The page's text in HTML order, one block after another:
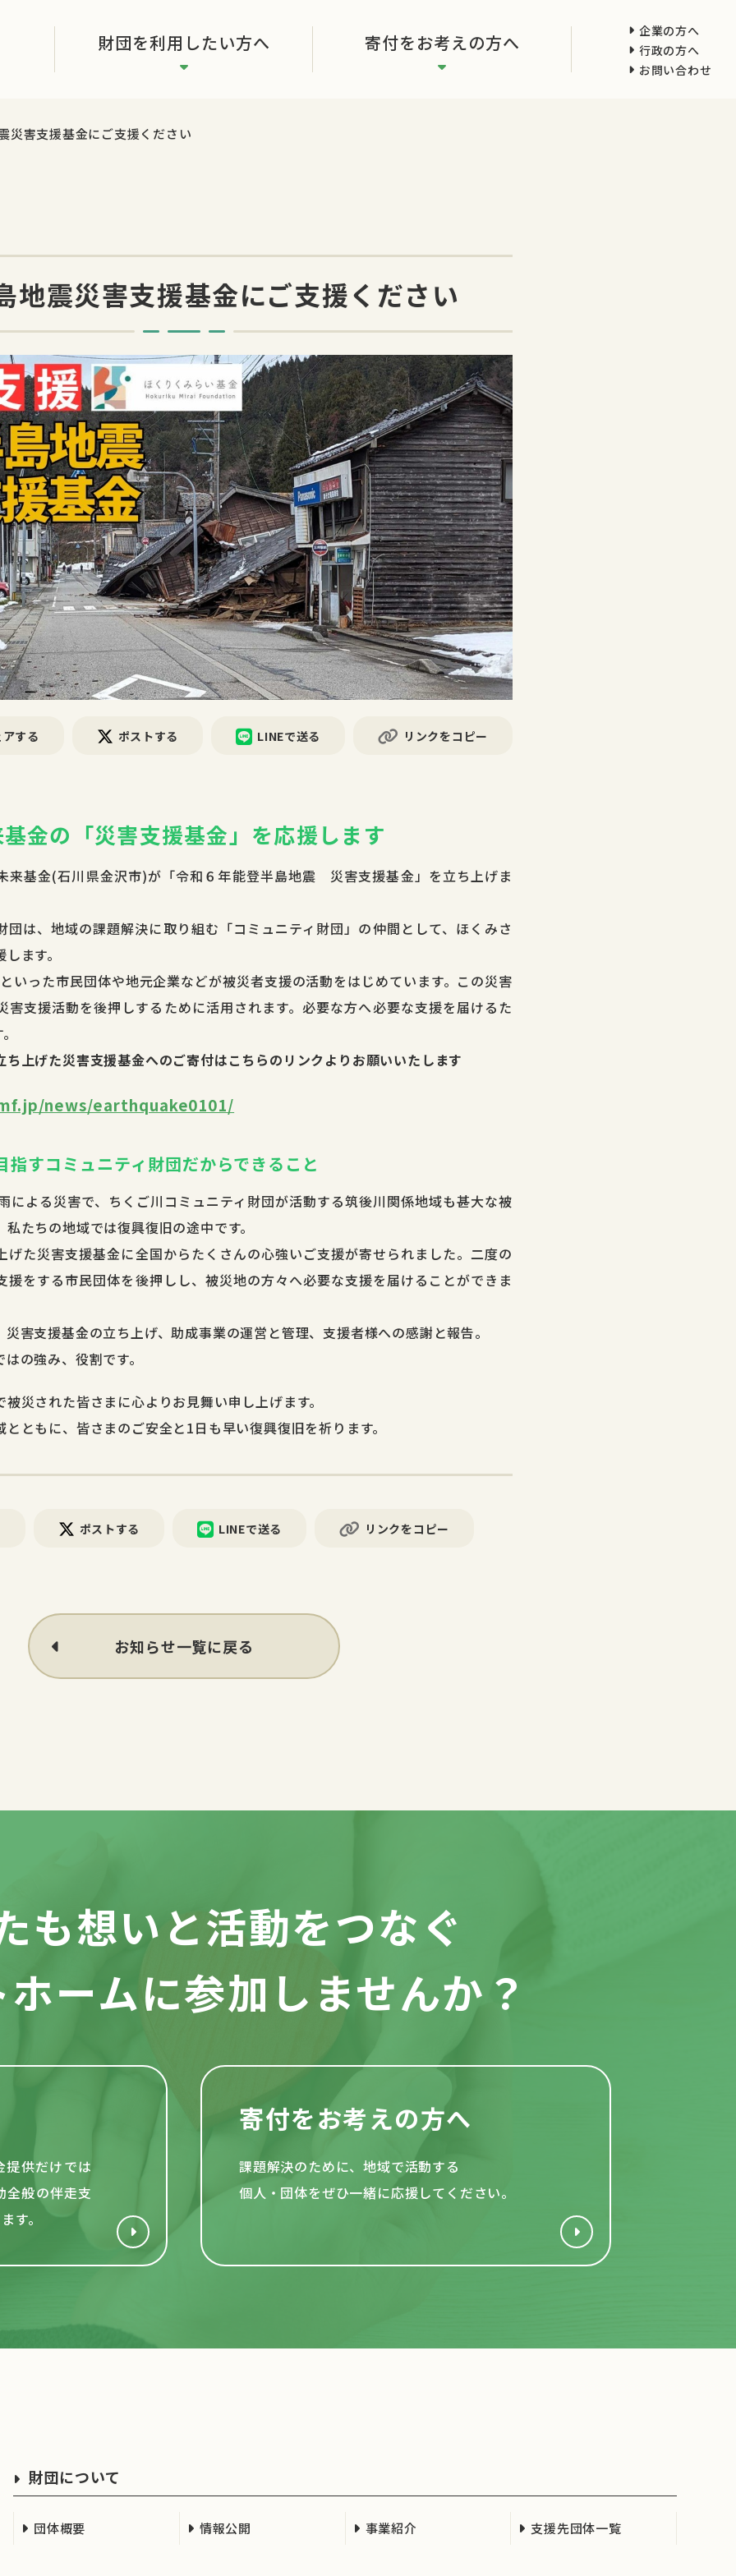
財団を利用したい方へ 寄付をお考えの方へ
企業の方へ
行政の方へ
お問い合わせ
災害支援基金にご支援ください
地震災害支援基金にご支援ください
する ポストする LINEで送る リンクをコピー
金の「災害支援基金」を応援します
来基金(石川県金沢市)が 「令和６年能登半島地震 災害支援基金」を立ち上げま
団は、地域の課題解決に取り組む「コミュニティ財団」の仲間として、ほくみさ
ます。
いった市民団体や地元企業などが被災者支援の活動をはじめています。この災害
害支援活動を後押しするために活用されます。必要な方へ必要な支援を届けるた
上げた災害支援基金へのご寄付はこちらのリンクよりお願いいたします
news/earthquake0101/
指すコミュニティ財団だからできること
による災害で、ちくご川コミュニティ財団が活動する筑後川関係地域も甚大な被
たちの地域では復興復旧の途中です。
げた災害支援基金に全国からたくさんの心強いご支援が寄せられました。二度の
援をする市民団体を後押しし、被災地の方々へ必要な支援を届けることができま
害支援基金の立ち上げ、助成事業の運営と管理、支援者様への感謝と報告。
の強み、役割です。
災された皆さまに心よりお見舞い申し上げます。
ともに、皆さまのご安全と1日も早い復興復旧を祈ります。
ポストする LINEで送る リンクをコピー
お知らせ一覧に戻る
も想いと活動をつなぐ
ームに参加しませんか？
提供だけでは
全般の伴走支
す。
寄付をお考えの方へ
課題解決のために、地域で活動する
個人・団体をぜひ一緒に応援してください。
財団について
団体概要 情報公開 事業紹介 支援先団体一覧